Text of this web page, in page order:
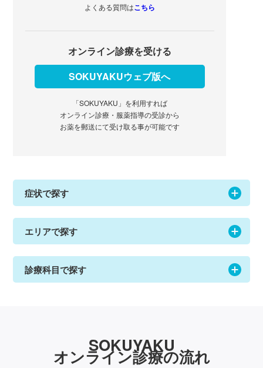
よくある質問はこちら
オンライン診療を受ける
SOKUYAKUウェブ版へ
「SOKUYAKU」を利用すれば
オンライン診療・服薬指導の受診から
お薬を郵送にて受け取る事が可能です
症状で探す
エリアで探す
診療科目で探す
SOKUYAKU
オンライン診療の流れ